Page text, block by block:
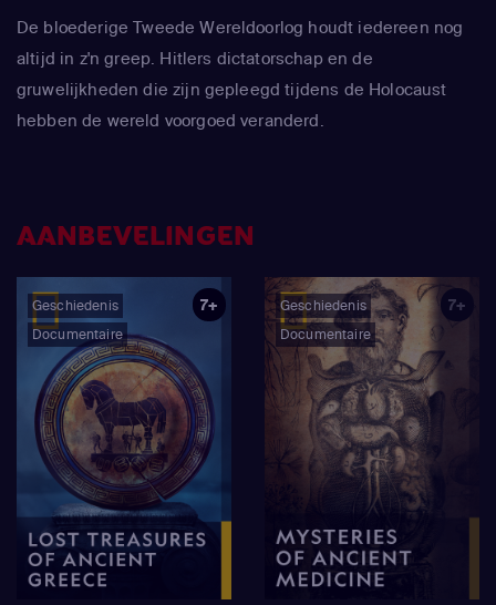
De bloederige Tweede Wereldoorlog houdt iedereen nog
altijd in z'n greep. Hitlers dictatorschap en de
gruwelijkheden die zijn gepleegd tijdens de Holocaust
hebben de wereld voorgoed veranderd.
AANBEVELINGEN
Geschiedenis
Documentaire
7+
Geschiedenis
Documentaire
7+